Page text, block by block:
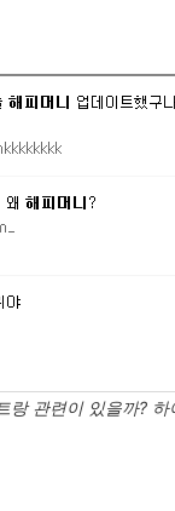
랑 관련이 있을까?